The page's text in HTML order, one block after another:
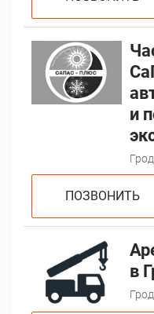
и
ПОЗВОНИТЬ
в